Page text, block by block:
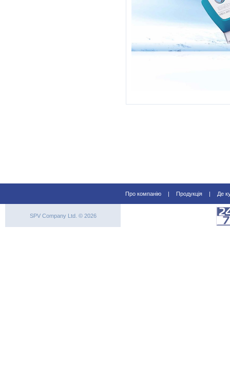
Про компанію | Продукція | Де
SPV Company Ltd. © 2026